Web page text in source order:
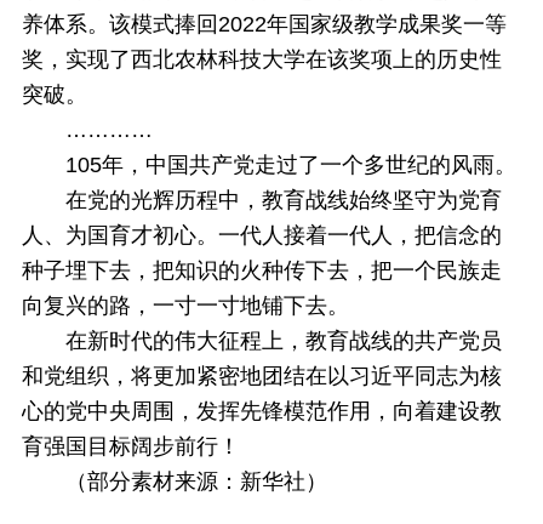
养体系。该模式捧回2022年国家级教学成果奖一等
奖，实现了西北农林科技大学在该奖项上的历史性
突破。
…………
105年，中国共产党走过了一个多世纪的风雨。
在党的光辉历程中，教育战线始终坚守为党育
人、为国育才初心。一代人接着一代人，把信念的
种子埋下去，把知识的火种传下去，把一个民族走
向复兴的路，一寸一寸地铺下去。
在新时代的伟大征程上，教育战线的共产党员
和党组织，将更加紧密地团结在以习近平同志为核
心的党中央周围，发挥先锋模范作用，向着建设教
育强国目标阔步前行！
（部分素材来源：新华社）